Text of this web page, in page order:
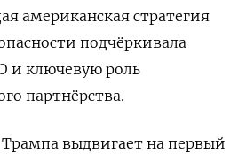
американская стратегия
подчёркивала
и ключевую роль
партнёрства.
выдвигает на первый